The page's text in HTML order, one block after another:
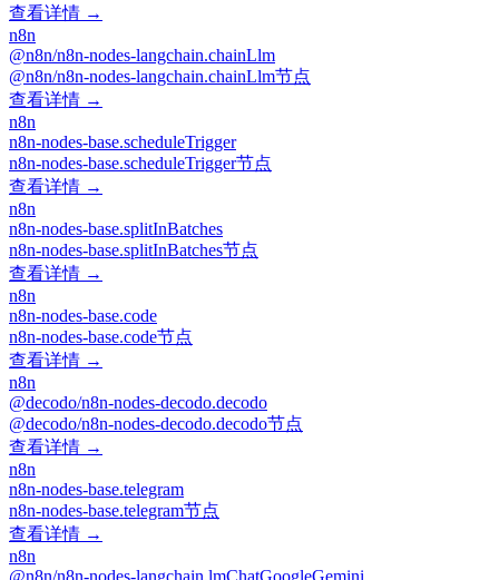
查看详情 →
n8n
@n8n/n8n-nodes-langchain.chainLlm
@n8n/n8n-nodes-langchain.chainLlm节点
查看详情 →
n8n
n8n-nodes-base.scheduleTrigger
n8n-nodes-base.scheduleTrigger节点
查看详情 →
n8n
n8n-nodes-base.splitInBatches
n8n-nodes-base.splitInBatches节点
查看详情 →
n8n
n8n-nodes-base.code
n8n-nodes-base.code节点
查看详情 →
n8n
@decodo/n8n-nodes-decodo.decodo
@decodo/n8n-nodes-decodo.decodo节点
查看详情 →
n8n
n8n-nodes-base.telegram
n8n-nodes-base.telegram节点
查看详情 →
n8n
@n8n/n8n-nodes-langchain.lmChatGoogleGemini